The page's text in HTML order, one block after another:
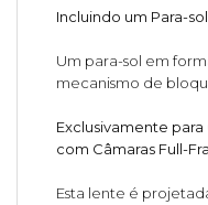
Incluindo um Para-
Um para-sol em
mecanismo de
Exclusivamente
com Câmaras Full-
Esta lente é